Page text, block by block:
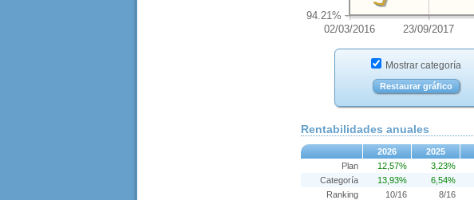
02/03/2016 23/09/2017
94.21%
Mostrar categoría
Restaurar gráfico
Rentabilidades anuales
2026 2025
Plan 12,57% 3,23%
Categoría
13,93% 6,54%
Ranking
10/16 8/16